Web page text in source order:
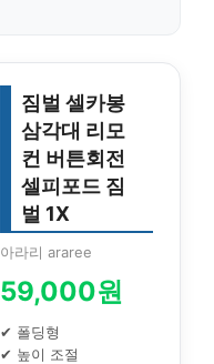
짐벌 셀카봉
삼각대 리모
컨 버튼회전
셀피포드 짐
벌 1X
아라리 araree
59,000원
✔ 폴딩형
✔ 높이 조절